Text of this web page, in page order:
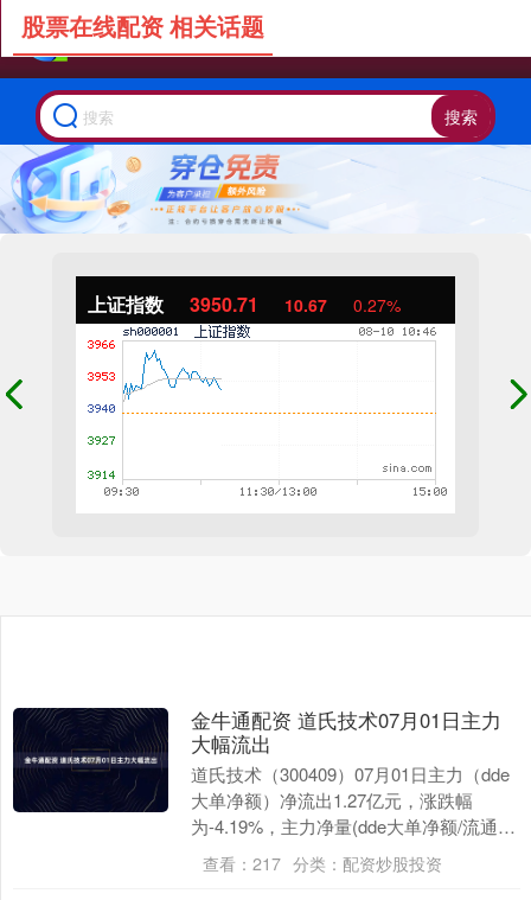
搜索
上证指数 3950.71 10.67 0.27%
股票在线配资 相关话题
金牛通配资 道氏技术07月01日主力
大幅流出
道氏技术（300409）07月01日主力（dde
大单净额）净流出1.27亿元，涨跌幅
为-4.19%，主力净量(dde大单净额/流通
股)为-1.17%，两市排名5....
查看： 217 分类： 配资炒股投资